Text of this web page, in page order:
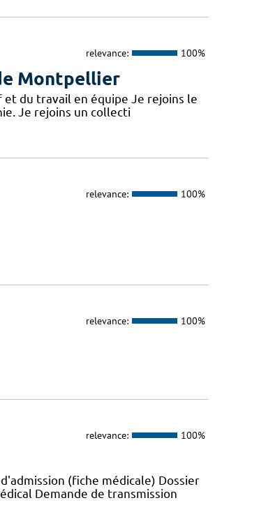
relevance: 100%
Montpellier
du travail en équipe Je rejoins le
Je rejoins un collecti
relevance: 100%
relevance: 100%
relevance: 100%
(fiche médicale) Dossier
Demande de transmission